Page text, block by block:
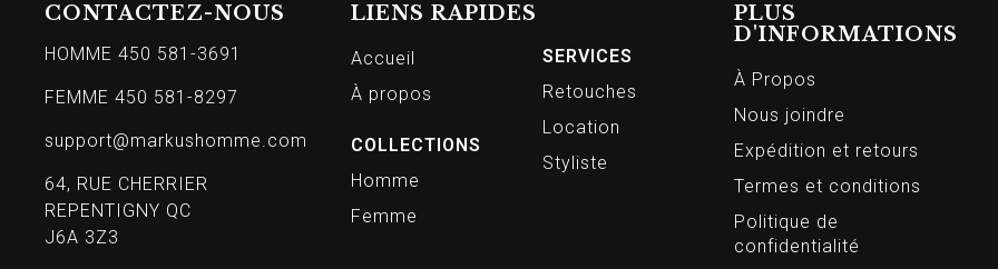
CONTACTEZ-NOUS
HOMME 450 581-3691
FEMME 450 581-8297
support@markushomme.com
64, RUE CHERRIER
REPENTIGNY QC
J6A 3Z3
LIENS RAPIDES
Accueil
À propos
COLLECTIONS
Homme
Femme
SERVICES
Retouches
Location
Styliste
PLUS
D'INFORMATIONS
À Propos
Nous joindre
Expédition et retours
Termes et conditions
Politique de
confidentialité